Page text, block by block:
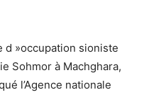
d »occupation sioniste
Sohmor à Machghara,
l’Agence nationale